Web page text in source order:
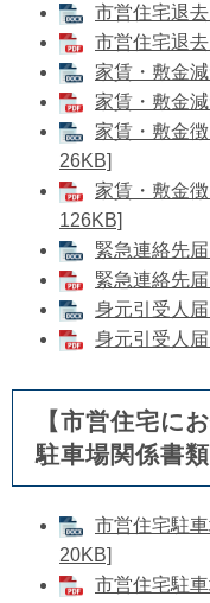
市営住宅退
市営住宅退
家賃・敷金
家賃・敷金
家賃・敷金
26KB]
家賃・敷金
126KB]
緊急連絡先
緊急連絡先
身元引受人
身元引受人
【市営住宅に
駐車場関係書類
市営住宅駐
20KB]
市営住宅駐